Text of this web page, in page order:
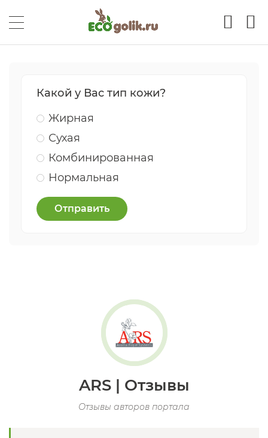
Какой у Вас тип кожи?
Жирная
Сухая
Комбинированная
Нормальная
Отправить
ARS | Отзывы
Отзывы авторов портала